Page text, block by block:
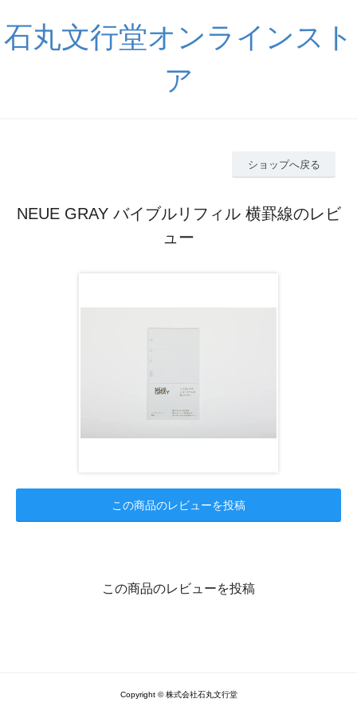
石丸文行堂オンラインスト
ア
ショップへ戻る
NEUE GRAY バイブルリフィル 横罫線のレビ
ュー
この商品のレビューを投稿
この商品のレビューを投稿
Copyright © 株式会社石丸文行堂